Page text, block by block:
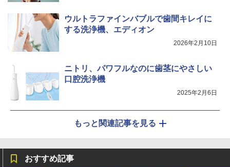
ウルトラファインバブルで歯間キレイに
する洗浄機、エディオン
2026年2月10日
ニトリ、パワフルなのに歯茎にやさしい
口腔洗浄機
2025年2月6日
もっと関連記事を見る
おすすめ記事